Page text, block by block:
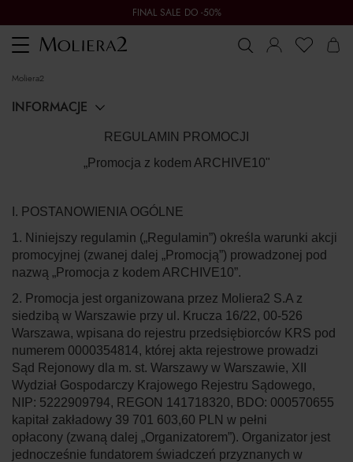
FINAL SALE DO -50%
Toggle
navigation
moliera2
INFORMACJE
REGULAMIN PROMOCJI
„Promocja z kodem ARCHIVE10"
I. POSTANOWIENIA OGÓLNE
1. Niniejszy regulamin („Regulamin”) określa warunki akcji
promocyjnej (zwanej dalej „Promocją”) prowadzonej pod
nazwą „Promocja z kodem ARCHIVE10”.
2. Promocja jest organizowana przez Moliera2 S.A z
siedzibą w Warszawie przy ul. Krucza 16/22, 00-526
Warszawa, wpisana do rejestru przedsiębiorców KRS pod
numerem 0000354814, której akta rejestrowe prowadzi
Sąd Rejonowy dla m. st. Warszawy w Warszawie, XII
Wydział Gospodarczy Krajowego Rejestru Sądowego,
NIP: 5222909794, REGON 141718320, BDO: 000570655
kapitał zakładowy 39 701 603,60 PLN w pełni
opłacony (zwaną dalej „Organizatorem”). Organizator jest
jednocześnie fundatorem świadczeń przyznanych w